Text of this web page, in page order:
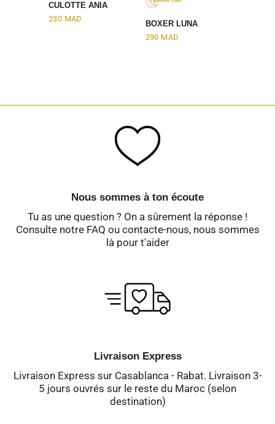
CULOTTE ANIA
230 MAD
BOXER LUNA
290 MAD
Nous sommes à ton écoute
Tu as une question ? On a sûrement la réponse !
Consulte notre FAQ ou contacte-nous, nous sommes
là pour t'aider
Livraison Express
Livraison Express sur Casablanca - Rabat. Livraison 3-
5 jours ouvrés sur le reste du Maroc (selon
destination)